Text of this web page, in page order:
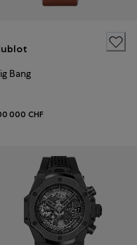
Bang
000 CHF